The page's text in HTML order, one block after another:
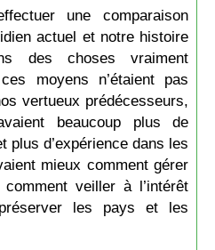
une comparaison
actuel et notre histoire
des choses vraiment
moyens n’étaient pas
vertueux prédécesseurs,
beaucoup plus de
plus d’expérience dans les
mieux comment gérer
veiller à l’intérêt
les pays et les